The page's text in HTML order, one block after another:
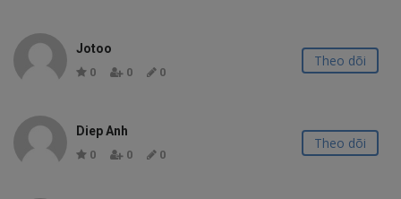
Jotoo
0 0 0
Theo dõi
Diep Anh
0 0 0
Theo dõi